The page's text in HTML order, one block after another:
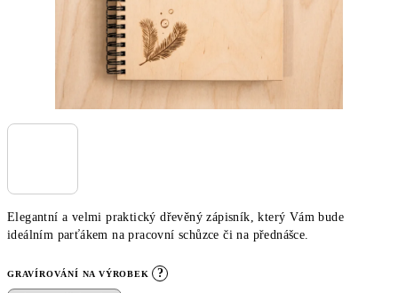
Elegantní a velmi praktický dřevěný zápisník, který Vám bude
ideálním parťákem na pracovní schůzce či na přednášce.
GRAVÍROVÁNÍ NA VÝROBEK ?